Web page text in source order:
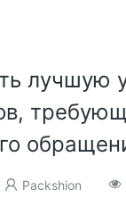
лучшую
Packshion